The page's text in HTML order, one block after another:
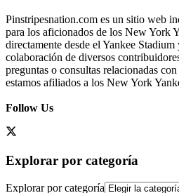
Pinstripesnation.com es un sitio web
para los aficionados de los New York
directamente desde el Yankee
colaboración de diversos
preguntas o consultas relacionadas
estamos afiliados a los New York
Follow Us
Explorar por categoría
Explorar por categoría